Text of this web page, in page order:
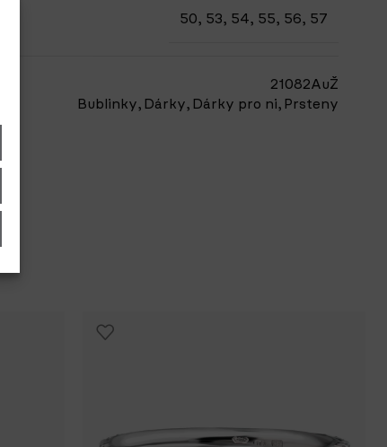
50, 53, 54, 55, 56, 57
21082AuŽ
Bublinky, Dárky, Dárky pro ni, Prsteny